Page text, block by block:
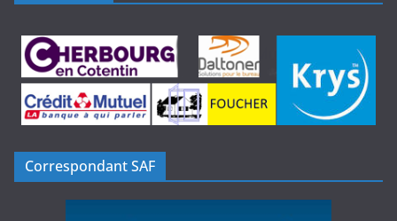
Correspondant SAF